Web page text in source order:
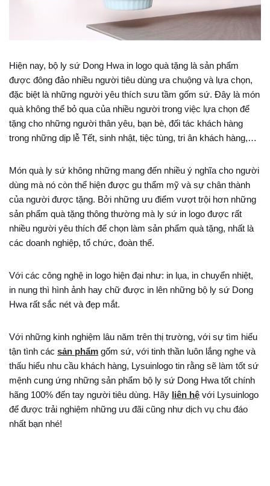
Hiện nay, bộ ly sứ Dong Hwa in logo quà tặng là sản phẩm
được đông đảo nhiều người tiêu dùng ưa chuộng và lựa chọn,
đặc biệt là những người yêu thích sưu tầm gốm sứ. Đây là món
quà không thể bỏ qua của nhiều người trong việc lựa chọn để
tặng cho những người thân yêu, bạn bè, đối tác khách hàng
trong những dịp lễ Tết, sinh nhật, tiệc tùng, tri ân khách hàng,…
Món quà ly sứ không những mang đến nhiều ý nghĩa cho người
dùng mà nó còn thể hiện được gu thẩm mỹ và sự chân thành
của người được tặng. Bởi những ưu điểm vượt trội hơn những
sản phẩm quà tặng thông thường mà ly sứ in logo được rất
nhiều người yêu thích để chọn làm sản phẩm quà tặng, nhất là
các doanh nghiệp, tổ chức, đoàn thể.
Với các công nghệ in logo hiện đại như: in lụa, in chuyển nhiệt,
in nung thì hình ảnh hay chữ được in lên những bộ ly sứ Dong
Hwa rất sắc nét và đẹp mắt.
Với những kinh nghiệm lâu năm trên thị trường, với sự tìm hiểu
tận tình các sản phẩm gốm sứ, với tinh thần luôn lắng nghe và
thấu hiểu nhu cầu khách hàng, Lysuinlogo tin rằng sẽ làm tốt sứ
mệnh cung ứng những sản phẩm bộ ly sứ Dong Hwa tốt chính
hãng 100% đến tay người tiêu dùng. Hãy liên hệ với Lysuinlogo
để được trải nghiệm những ưu đãi cũng như dịch vụ chu đáo
nhất bạn nhé!